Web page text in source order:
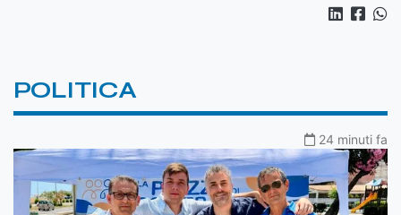
POLITICA
24 minuti fa